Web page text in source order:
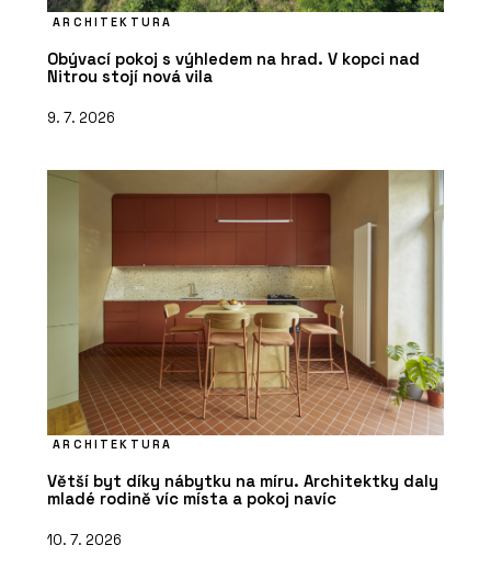
ARCHITEKTURA
Obývací pokoj s výhledem na hrad. V kopci nad
Nitrou stojí nová vila
9. 7. 2026
ARCHITEKTURA
Větší byt díky nábytku na míru. Architektky daly
mladé rodině víc místa a pokoj navíc
10. 7. 2026